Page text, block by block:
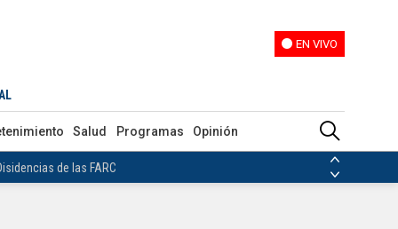
EN VIVO
Salud Programas Opinión
de las FARC
de las FARC